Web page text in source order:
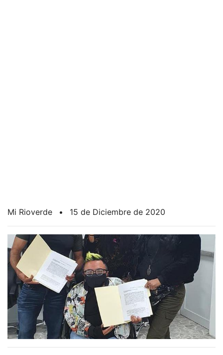
Mi Rioverde • 15 de Diciembre de 2020